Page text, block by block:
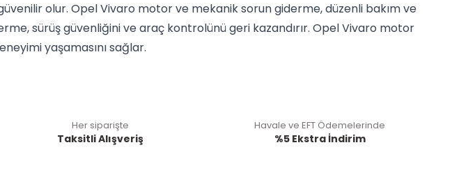
olur. Opel Vivaro motor ve mekanik sorun giderme, düzenli bakım ve
sürüş güvenliğini ve araç kontrolünü geri kazandırır. Opel Vivaro motor
yaşamasını sağlar.
Her siparişte
Taksitli Alışveriş
Havale ve EFT Ödemelerinde
%5 Ekstra İndirim